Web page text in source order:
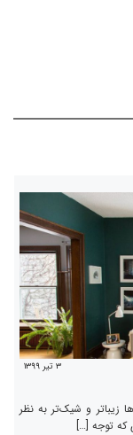
۳ تیر ۱۳۹۹
زیباتر و شیک‌تر به نظر
که توجه […]